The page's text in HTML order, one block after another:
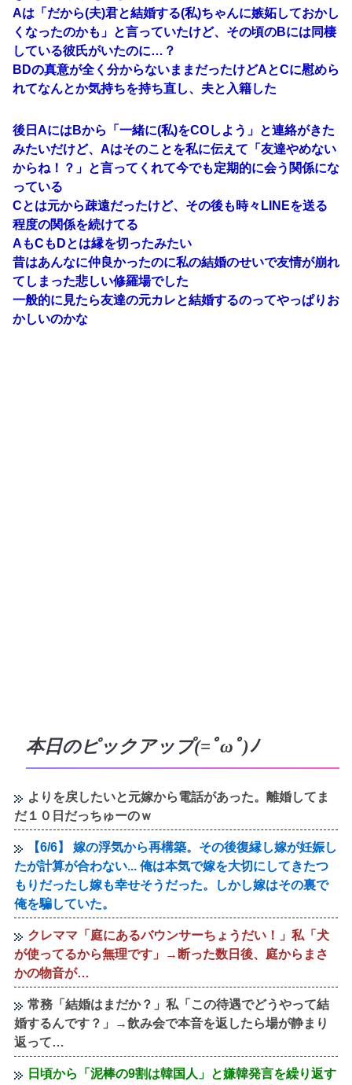
Aは「だから(夫)君と結婚する(私)ちゃんに嫉妬しておかし
くなったのかも」と言っていたけど、その頃のBには同棲
している彼氏がいたのに…？
BDの真意が全く分からないままだったけどAとCに慰めら
れてなんとか気持ちを持ち直し、夫と入籍した
後日AにはBから「一緒に(私)をCOしよう」と連絡がきた
みたいだけど、Aはそのことを私に伝えて「友達やめない
からね！？」と言ってくれて今でも定期的に会う関係にな
っている
Cとは元から疎遠だったけど、その後も時々LINEを送る
程度の関係を続けてる
AもCもDとは縁を切ったみたい
昔はあんなに仲良かったのに私の結婚のせいで友情が崩れ
てしまった悲しい修羅場でした
一般的に見たら友達の元カレと結婚するのってやっぱりお
かしいのかな
本日のピックアップ(=ﾟωﾟ)ﾉ
よりを戻したいと元嫁から電話があった。離婚してま
だ１０日だっちゅーのｗ
【6/6】 嫁の浮気から再構築。その後復縁し嫁が妊娠し
たが計算が合わない... 俺は本気で嫁を大切にしてきたつ
もりだったし嫁も幸せそうだった。しかし嫁はその裏で
俺を騙していた。
クレママ「庭にあるバウンサーちょうだい！」私「犬
が使ってるから無理です」→断った数日後、庭からまさ
かの物音が…
常務「結婚はまだか？」私「この待遇でどうやって結
婚するんです？」→飲み会で本音を返したら場が静まり
返って…
日頃から「泥棒の9割は韓国人」と嫌韓発言を繰り返す